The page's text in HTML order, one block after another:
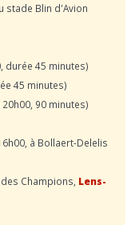
stade Blin d'Avion
durée 45 minutes)
45 minutes)
20h00, 90 minutes)
à Bollaert-Delelis
Champions, Lens-